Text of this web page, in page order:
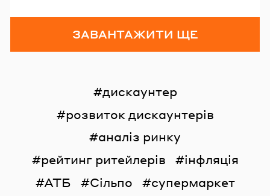
ЗАВАНТАЖИТИ ЩЕ
дискаунтер
розвиток дискаунтерів
аналіз ринку
рейтинг ритейлерів
інфляція
АТБ
Сільпо
супермаркет